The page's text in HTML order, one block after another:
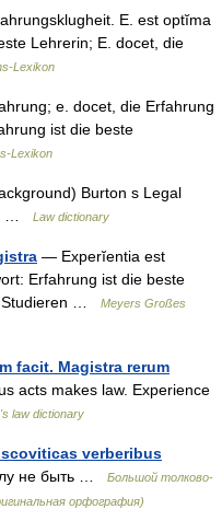
E. est optĭma
Lehrerin; E. docet, die
Lexikon
e. docet, die Erfahrung
ist die beste
Lexikon
Burton s Legal
…
Law dictionary
— Experĭentia est
Erfahrung ist die beste
Studieren …
Meyers Großes
facit. Magistra rerum
acts makes law. Experience
law dictionary
verberibus
не быть …
Большой толково-
орфография)